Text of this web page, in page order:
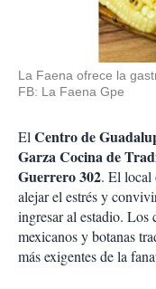
La Faena ofrece la
FB: La Faena Gpe
ElCentro de
Garza Cocina de
Guerrero 302. El local
alejar el estrés y
ingresar al estadio.
mexicanos y botanas
más exigentes de la